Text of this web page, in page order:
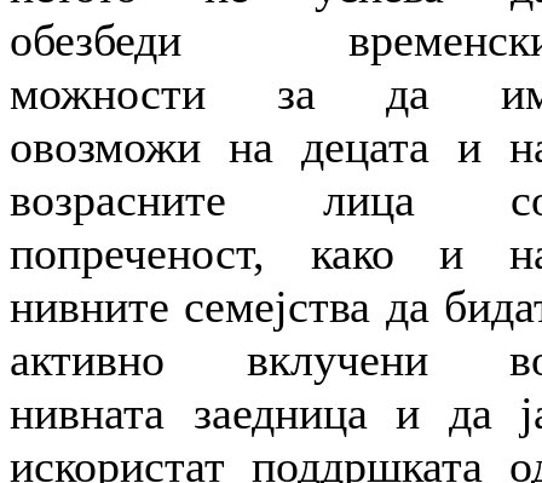
обезбеди
можности за да
овозможи на децата и
возрасните лица
попреченост, како и
нивните семејства да
активно вклучени
нивната заедница и да
искористат поддршката